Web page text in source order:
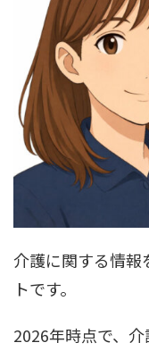
介護に関する情報
トです。
2026年時点で、